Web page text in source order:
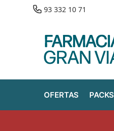
93 332 10 71
OFERTAS PACKS